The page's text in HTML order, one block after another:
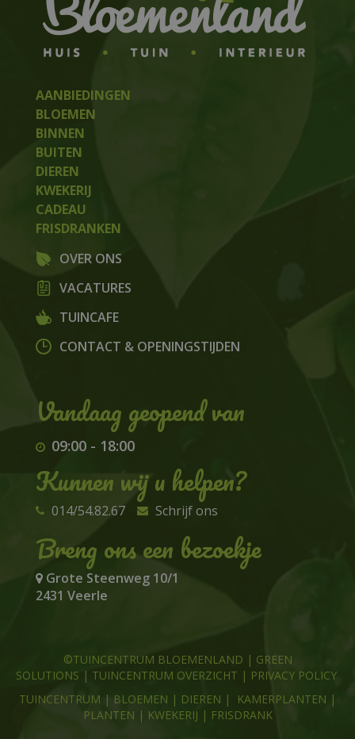
AANBIEDINGEN
BLOEMEN
BINNEN
BUITEN
DIEREN
KWEKERIJ
CADEAU
FRISDRANKEN
OVER ONS
VACATURES
TUINCAFE
CONTACT & OPENINGSTIJDEN
09:00- 18:00
Kunnen wij u helpen?
014/54.82.67 Schrijf ons
Breng ons een bezoekje
Grote Steenweg 10/1
2431 Veerle
©TUINCENTRUM BLOEMENLAND | GREEN
SOLUTIONS | TUINCENTRUM OVERZICHT | PRIVACY POLICY
TUINCENTRUM | BLOEMEN | DIEREN | KAMERPLANTEN |
PLANTEN | KWEKERIJ | FRISDRANK